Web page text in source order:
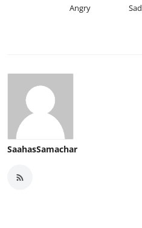
Angry Sad
SaahasSamachar